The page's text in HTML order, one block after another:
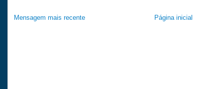
Mensagem mais recente Página inicial